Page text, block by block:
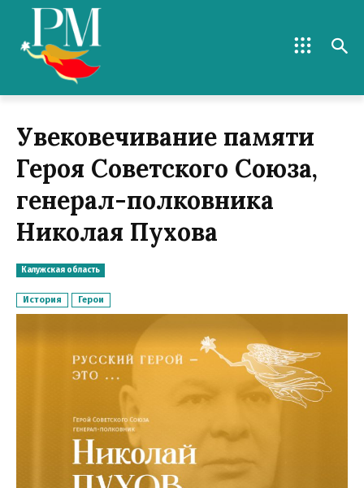
Увековечивание памяти
Героя Советского Союза,
генерал-полковника
Николая Пухова
Калужская область
История Герои